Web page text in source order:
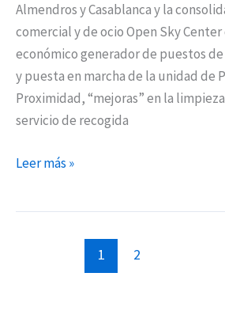
Almendros y Casablanca y la
comercial y de ocio Open Sky
económico generador de puestos
y puesta en marcha de la unidad de
Proximidad, “mejoras” en la
servicio de recogida
Leer más »
1 2